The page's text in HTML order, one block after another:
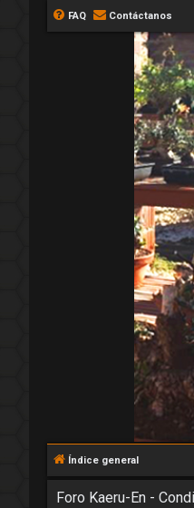
FAQ Contáctanos
Índice general
Foro Kaeru-En -